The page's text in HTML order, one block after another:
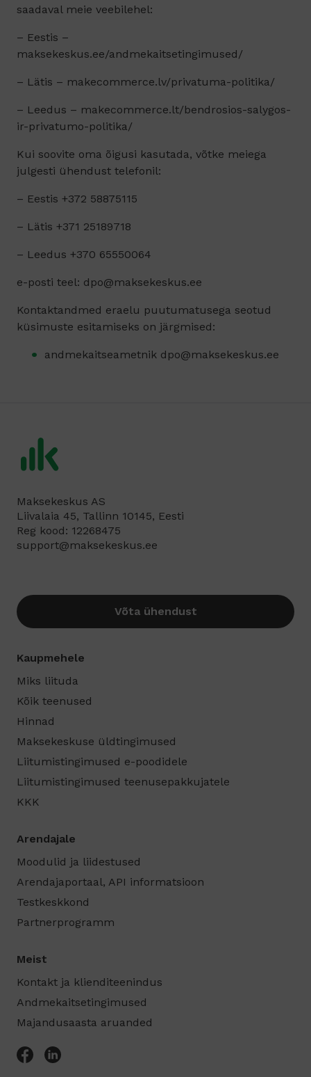
saadaval meie veebilehel:
– Eestis –
maksekeskus.ee/andmekaitsetingimused/
– Lätis – makecommerce.lv/privatuma-politika/
– Leedus – makecommerce.lt/bendrosios-salygos-
ir-privatumo-politika/
Kui soovite oma õigusi kasutada, võtke meiega
julgesti ühendust telefonil:
– Eestis +372 58875115
– Lätis +371 25189718
– Leedus +370 65550064
e-posti teel: dpo@maksekeskus.ee
Kontaktandmed eraelu puutumatusega seotud
küsimuste esitamiseks on järgmised:
andmekaitseametnik dpo@maksekeskus.ee
Maksekeskus AS
Liivalaia 45, Tallinn 10145, Eesti
Reg kood: 12268475
support@maksekeskus.ee
Võta ühendust
Kaupmehele
Miks liituda
Kõik teenused
Hinnad
Maksekeskuse üldtingimused
Liitumistingimused e-poodidele
Liitumistingimused teenusepakkujatele
KKK
Arendajale
Moodulid ja liidestused
Arendajaportaal, API informatsioon
Testkeskkond
Partnerprogramm
Meist
Kontakt ja klienditeenindus
Andmekaitsetingimused
Majandusaasta aruanded